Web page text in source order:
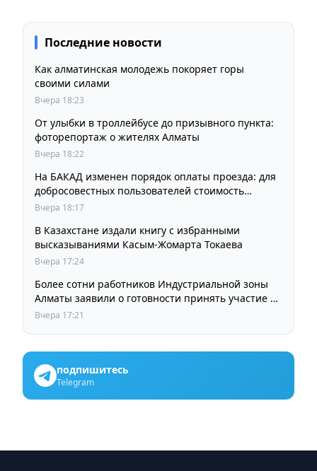
Последние новости
Как алматинская молодежь покоряет горы
своими силами
Вчера 18:23
От улыбки в троллейбусе до призывного пункта:
фоторепортаж о жителях Алматы
Вчера 18:22
На БАКАД изменен порядок оплаты проезда: для
добросовестных пользователей стоимость
остается прежней
Вчера 18:17
В Казахстане издали книгу с избранными
высказываниями Касым-Жомарта Токаева
Вчера 17:24
Более сотни работников Индустриальной зоны
Алматы заявили о готовности принять участие в
выборах членов Курылтая
Вчера 17:21
подпишитесь
Telegram